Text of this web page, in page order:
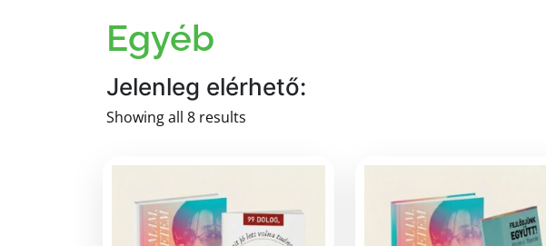
Egyéb
Jelenleg elérhető:
Showing all 8 results